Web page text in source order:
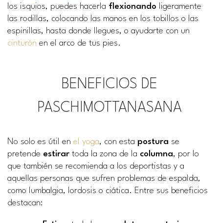
los isquios, puedes hacerla flexionando ligeramente
las rodillas, colocando las manos en los tobillos o las
espinillas, hasta donde llegues, o ayudarte con un
cinturón en el arco de tus pies.
BENEFICIOS DE
PASCHIMOTTANASANA
No solo es útil en el yoga, con esta postura se
pretende estirar toda la zona de la columna, por lo
que también se recomienda a los deportistas y a
aquellas personas que sufren problemas de espalda,
como lumbalgia, lordosis o ciática. Entre sus beneficios
destacan: